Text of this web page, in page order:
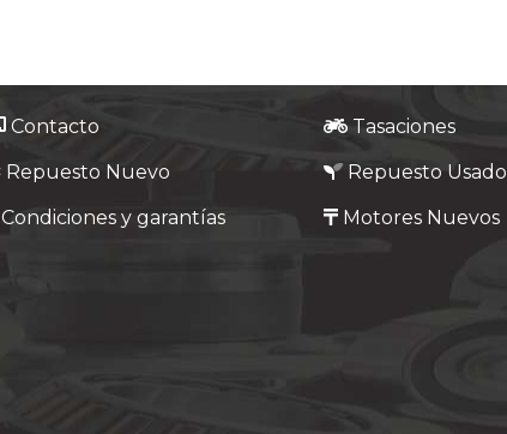
Contacto Tasaciones
Repuesto Nuevo Repuesto Usado
Condiciones y garantías Motores Nuevos